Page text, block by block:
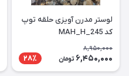
لوستر مدرن آویزی حلقه توپ
کد MAH_H_245
8,950,000
6,450,000 تومان 28٪